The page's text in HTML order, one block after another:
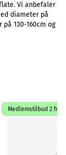
Vi anbefaler
diameter på
130-160cm og
Medlemstilbud 2 for 1